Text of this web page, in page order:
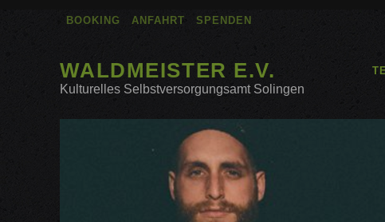
BOOKING ANFAHRT SPENDEN
WALDMEISTER E.V.
Kulturelles Selbstversorgungsamt Solingen